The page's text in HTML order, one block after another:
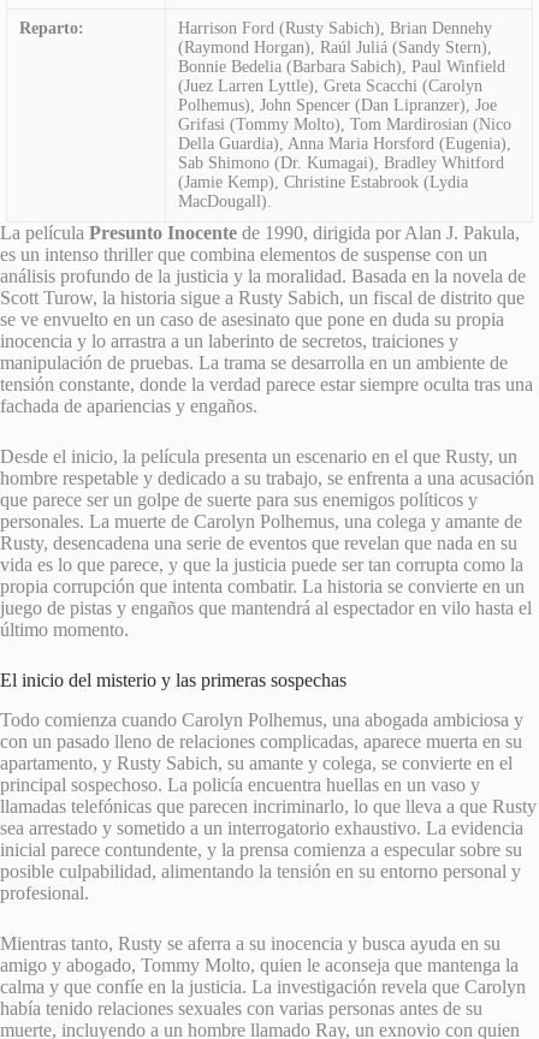
Reparto:
Harrison Ford (Rusty Sabich), Brian Dennehy
(Raymond Horgan), Raúl Juliá (Sandy Stern),
Bonnie Bedelia (Barbara Sabich), Paul Winfield
(Juez Larren Lyttle), Greta Scacchi (Carolyn
Polhemus), John Spencer (Dan Lipranzer), Joe
Grifasi (Tommy Molto), Tom Mardirosian (Nico
Della Guardia), Anna Maria Horsford (Eugenia),
Sab Shimono (Dr. Kumagai), Bradley Whitford
(Jamie Kemp), Christine Estabrook (Lydia
MacDougall).
La película Presunto Inocente de 1990, dirigida por Alan J. Pakula,
es un intenso thriller que combina elementos de suspense con un
análisis profundo de la justicia y la moralidad. Basada en la novela de
Scott Turow, la historia sigue a Rusty Sabich, un fiscal de distrito que
se ve envuelto en un caso de asesinato que pone en duda su propia
inocencia y lo arrastra a un laberinto de secretos, traiciones y
manipulación de pruebas. La trama se desarrolla en un ambiente de
tensión constante, donde la verdad parece estar siempre oculta tras una
fachada de apariencias y engaños.
Desde el inicio, la película presenta un escenario en el que Rusty, un
hombre respetable y dedicado a su trabajo, se enfrenta a una acusación
que parece ser un golpe de suerte para sus enemigos políticos y
personales. La muerte de Carolyn Polhemus, una colega y amante de
Rusty, desencadena una serie de eventos que revelan que nada en su
vida es lo que parece, y que la justicia puede ser tan corrupta como la
propia corrupción que intenta combatir. La historia se convierte en un
juego de pistas y engaños que mantendrá al espectador en vilo hasta el
último momento.
El inicio del misterio y las primeras sospechas
Todo comienza cuando Carolyn Polhemus, una abogada ambiciosa y
con un pasado lleno de relaciones complicadas, aparece muerta en su
apartamento, y Rusty Sabich, su amante y colega, se convierte en el
principal sospechoso. La policía encuentra huellas en un vaso y
llamadas telefónicas que parecen incriminarlo, lo que lleva a que Rusty
sea arrestado y sometido a un interrogatorio exhaustivo. La evidencia
inicial parece contundente, y la prensa comienza a especular sobre su
posible culpabilidad, alimentando la tensión en su entorno personal y
profesional.
Mientras tanto, Rusty se aferra a su inocencia y busca ayuda en su
amigo y abogado, Tommy Molto, quien le aconseja que mantenga la
calma y que confíe en la justicia. La investigación revela que Carolyn
había tenido relaciones sexuales con varias personas antes de su
muerte, incluyendo a un hombre llamado Ray, un exnovio con quien